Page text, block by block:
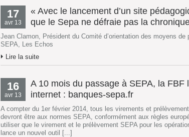
17
avr 13
« Avec le lancement d’un site
que le Sepa ne défraie pas la
Jean Clamon, Président du Comité d’orientation des moyens
SEPA, Les Echos
Lire la suite
16
avr 13
A 10 mois du passage à SEPA, la
internet : banques-sepa.fr
A compter du 1er février 2014, tous les virements et
devront être aux normes SEPA, conformément aux règles
utiliser que le virement et le prélèvement SEPA pour les
lance un nouvel outil [...]